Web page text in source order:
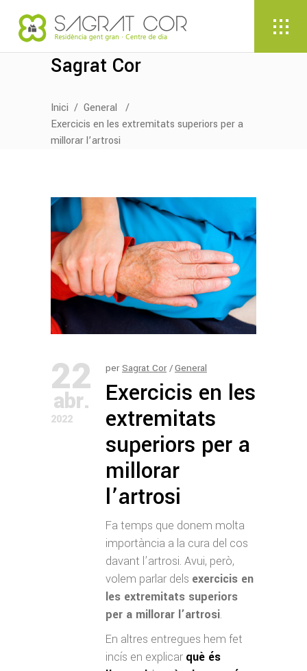
Sagrat Cor
Inici / General
/
Exercicis en les extremitats superiors per a
millorar l’artrosi
22
abr.
2022
perSagrat Cor General
Exercicis en les
extremitats
superiors per a
millorar
l’artrosi
Fa temps que donem molta
importància a la cura del cos
davant l’artrosi. Avui, però,
volem parlar dels exercicis en
les extremitats superiors
per a millorar l’artrosi.
En altres entregues hem fet
incís en explicar què és